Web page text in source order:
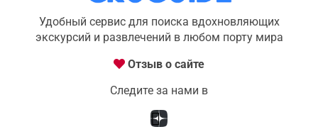
Удобный сервис для поиска вдохновляющих
экскурсий и развлечений в любом порту мира
Отзыв о сайте
Следите за нами в